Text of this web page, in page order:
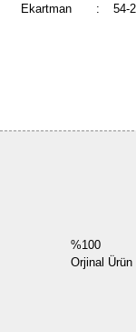
Ekartman : 54-
%100
Orjinal Ürün